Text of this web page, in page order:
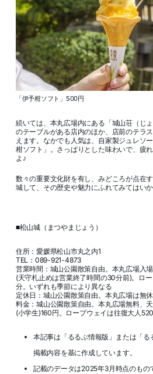
「伊予柑ソフト」500円
続いては、本丸広場内にある「城山荘（じ
のテーブルがある店内のほか、店前のテラ
えます。なかでも人気は、自家製ジュレソ
柑ソフト」。さっぱりとした味わいで、疲
よ♪
数々の重要文化財を有し、みどころが点在
城して、その歴史や魅力にふれてみてはいか
■松山城（まつやまじょう）
住所：愛媛県松山市丸之内1
TEL：089-921-4873
営業時間：城山公園散策自由。本丸広場入
(天守札止めは営業終了時間の30分前)。ロ
分。いずれも季節により異なる
定休日：城山公園散策自由。本丸広場は無
料金：城山公園散策自由。本丸広場無料、
(小学生)160円。ロープウェイは往復大人
本記事は「るるぶ情報版」または「
掲載内容を基に作成しています。
記載のデータは2025年3月時点のもの